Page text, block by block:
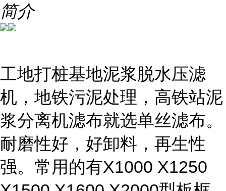
简介
工地打桩基地泥浆脱水压滤
机，地铁污泥处理，高铁站泥
浆分离机滤布就选单丝滤布。
耐磨性好，好卸料，再生性
强。常用的有X1000 X1250